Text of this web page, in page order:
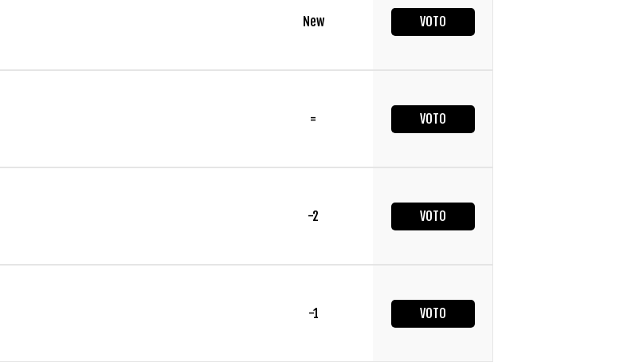
New VOTO
= VOTO
-2 VOTO
-1 VOTO